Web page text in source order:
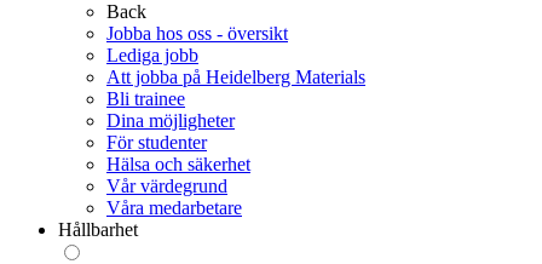
Back
Jobba hos oss - översikt
Lediga jobb
Att jobba på Heidelberg Materials
Bli trainee
Dina möjligheter
För studenter
Hälsa och säkerhet
Vår värdegrund
Våra medarbetare
Hållbarhet